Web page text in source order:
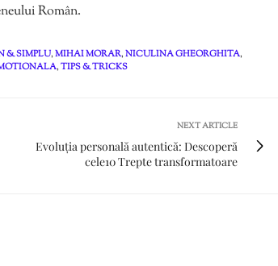
Român.
& SIMPLU,MIHAI MORAR,NICULINA GHEORGHITA,
,TIPS & TRICKS
NEXT ARTICLE
Evoluția personală autentică: Descoperă
cele10 Trepte transformatoare